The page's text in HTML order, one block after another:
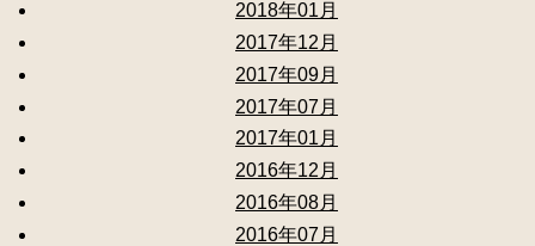
2018年01月
2017年12月
2017年09月
2017年07月
2017年01月
2016年12月
2016年08月
2016年07月